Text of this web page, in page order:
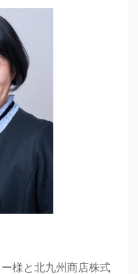
様と北九州商店株式